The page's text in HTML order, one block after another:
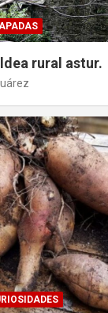
rural astur.